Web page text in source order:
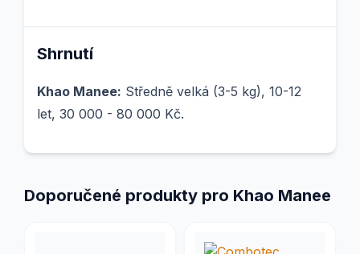
Shrnutí
Khao Manee: Středně velká (3-5 kg), 10-12
let, 30 000 - 80 000 Kč.
Doporučené produkty pro Khao Manee